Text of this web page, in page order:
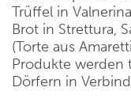
Trüffel in
Brot in Strettura,
(Torte aus
Produkte werden
Dörfern in